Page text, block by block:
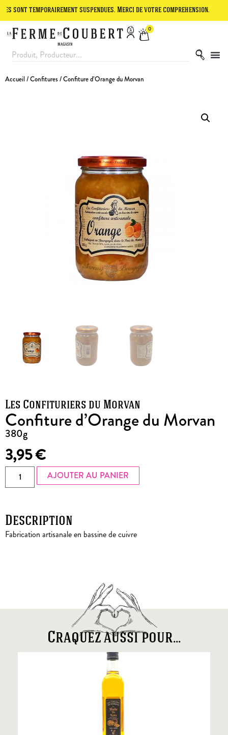
suspendues. Merci de votre compréhension. Le site
0
Accueil /Confitures/ Confiture d’Orange du Morvan
Les Confituriers du Morvan
Confiture d’Orange du Morvan
380g
3,95€
AJOUTER AU PANIER
Description
Fabrication artisanale en bassine de cuivre
Craquez aussi pour...